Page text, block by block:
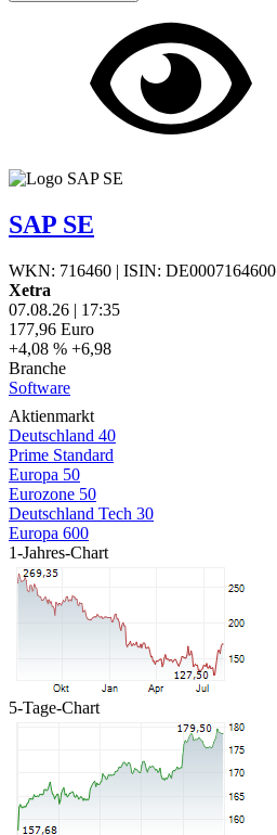
SAP SE
WKN: 716460 | ISIN: DE0007164600
Xetra
07.08.26 | 17:35
177,96 Euro
+4,08 % +6,98
Branche
Software
Aktienmarkt
Deutschland 40
Prime Standard
Europa 50
Eurozone 50
Deutschland Tech 30
Europa 600
1-Jahres-Chart
5-Tage-Chart